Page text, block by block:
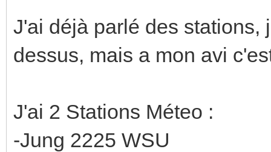
J'ai déjà parlé des stations,
dessus, mais a mon avi
J'ai 2 Stations Méteo :
-Jung 2225 WSU